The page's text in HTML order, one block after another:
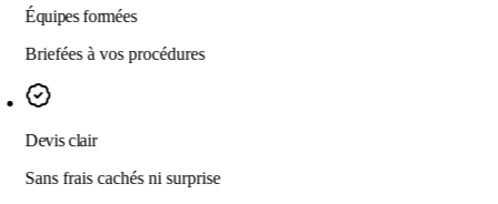
Équipes formées
Briefées à vos procédures
Devis clair
Sans frais cachés ni surprise